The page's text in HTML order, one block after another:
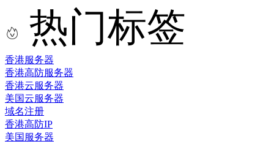
热门标签
香港服务器
香港高防服务器
香港云服务器
美国云服务器
域名注册
香港高防IP
美国服务器